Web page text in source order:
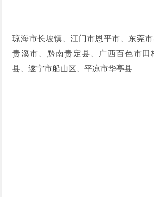
琼海市长坡镇、江门市恩平市、东莞
贵溪市、黔南贵定县、广西百色市田
县、遂宁市船山区、平凉市华亭县